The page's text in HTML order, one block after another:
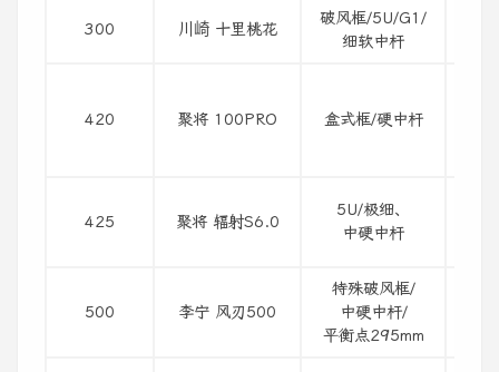
300 川崎 十里桃花
破风框/5U/G1/
细软中杆
420 聚将 100PRO 盒式框/硬中杆
425 聚将 辐射S6.0
5U/极细、
中硬中杆
500 李宁 风刃500
特殊破风框/
中硬中杆/
平衡点295mm